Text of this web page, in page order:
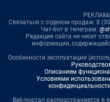
Связаться с отделом продаж: 8
Чат-бот в телеграм:
Редакция сайта не несет
информации,
Особенности эксплуатации
Описанием
Условиями
Веб-портал распространяется в